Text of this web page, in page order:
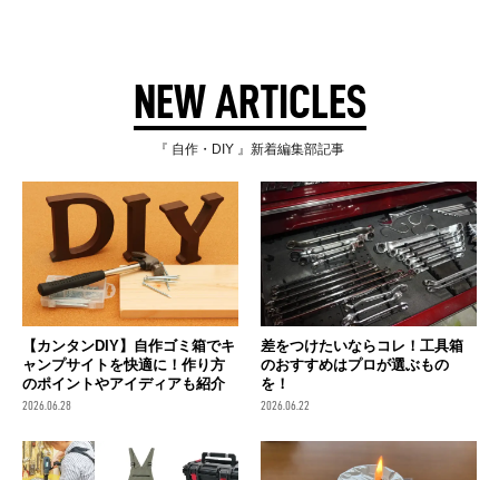
NEW ARTICLES
『 自作・DIY 』新着編集部記事
【カンタンDIY】自作ゴミ箱でキ
ャンプサイトを快適に！作り方
のポイントやアイディアも紹介
2026.06.28
差をつけたいならコレ！工具箱
のおすすめはプロが選ぶもの
を！
2026.06.22